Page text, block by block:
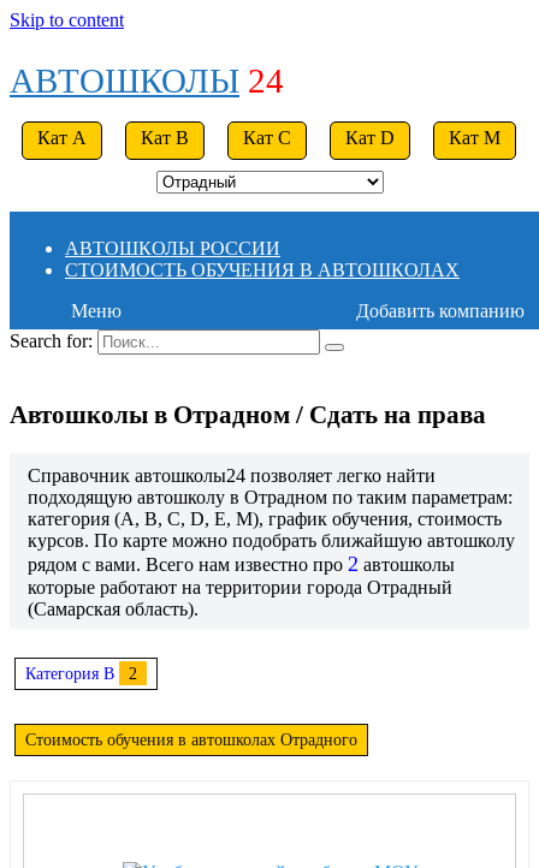
Skip to content
АВТОШКОЛЫ 24
Кат A Кат B Кат C Кат D Кат M
АВТОШКОЛЫ РОССИИ
СТОИМОСТЬ ОБУЧЕНИЯ В АВТОШКОЛАХ
Меню
Добавить компанию
Search for:
Автошколы в Отрадном / Сдать на права
Справочник автошколы24 позволяет легко найти
подходящую автошколу в Отрадном по таким параметрам:
категория (A, B, C, D, E, M), график обучения, стоимость
курсов. По карте можно подобрать ближайшую автошколу
рядом с вами. Всего нам известно про 2 автошколы
которые работают на территории города Отрадный
(Самарская область).
Категория B 2
Стоимость обучения в автошколах Отрадного